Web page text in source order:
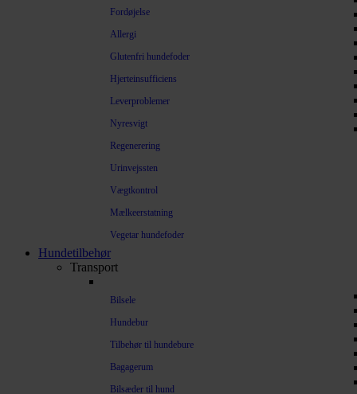
Fordøjelse
Allergi
Glutenfri hundefoder
Hjerteinsufficiens
Leverproblemer
Nyresvigt
Regenerering
Urinvejssten
Vægtkontrol
Mælkeerstatning
Vegetar hundefoder
Hundetilbehør
Transport
Bilsele
Hundebur
Tilbehør til hundebure
Bagagerum
Bilsæder til hund